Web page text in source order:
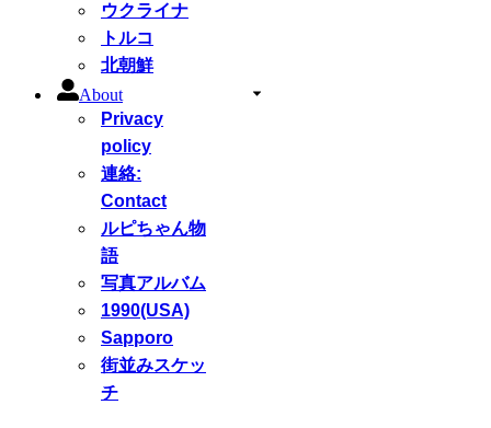
ウクライナ
トルコ
北朝鮮
About
Privacy
policy
連絡:
Contact
ルピちゃん物
語
写真アルバム
1990(USA)
Sapporo
街並みスケッ
チ